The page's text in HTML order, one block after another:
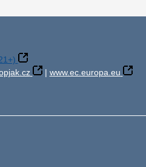
| www.ec.europa.eu